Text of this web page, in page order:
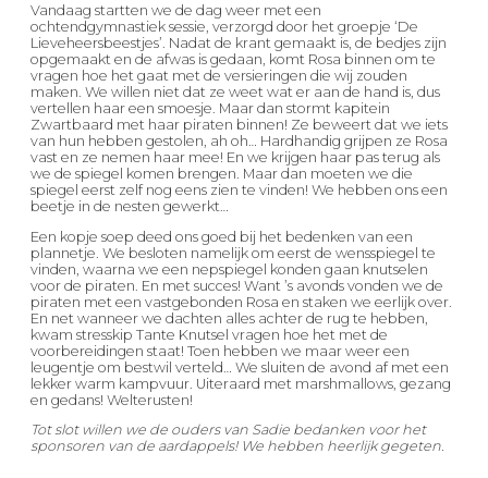
Vandaag startten we de dag weer met een
ochtendgymnastiek sessie, verzorgd door het groepje ‘De
Lieveheersbeestjes’. Nadat de krant gemaakt is, de bedjes zijn
opgemaakt en de afwas is gedaan, komt Rosa binnen om te
vragen hoe het gaat met de versieringen die wij zouden
maken. We willen niet dat ze weet wat er aan de hand is, dus
vertellen haar een smoesje. Maar dan stormt kapitein
Zwartbaard met haar piraten binnen! Ze beweert dat we iets
van hun hebben gestolen, ah oh… Hardhandig grijpen ze Rosa
vast en ze nemen haar mee! En we krijgen haar pas terug als
we de spiegel komen brengen. Maar dan moeten we die
spiegel eerst zelf nog eens zien te vinden! We hebben ons een
beetje in de nesten gewerkt…
Een kopje soep deed ons goed bij het bedenken van een
plannetje. We besloten namelijk om eerst de wensspiegel te
vinden, waarna we een nepspiegel konden gaan knutselen
voor de piraten. En met succes! Want ’s avonds vonden we de
piraten met een vastgebonden Rosa en staken we eerlijk over.
En net wanneer we dachten alles achter de rug te hebben,
kwam stresskip Tante Knutsel vragen hoe het met de
voorbereidingen staat! Toen hebben we maar weer een
leugentje om bestwil verteld… We sluiten de avond af met een
lekker warm kampvuur. Uiteraard met marshmallows, gezang
en gedans! Welterusten!
Tot slot willen we de ouders van Sadie bedanken voor het
sponsoren van de aardappels! We hebben heerlijk gegeten.